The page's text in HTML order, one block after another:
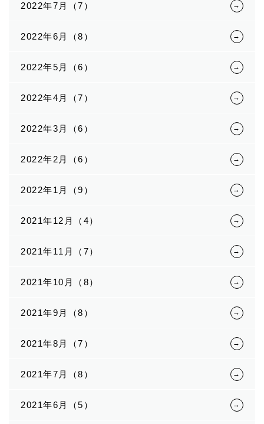
2022年7月（7）
2022年6月（8）
2022年5月（6）
2022年4月（7）
2022年3月（6）
2022年2月（6）
2022年1月（9）
2021年12月（4）
2021年11月（7）
2021年10月（8）
2021年9月（8）
2021年8月（7）
2021年7月（8）
2021年6月（5）